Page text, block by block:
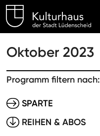
Oktober 2023
Programm filtern nach:
SPARTE
REIHEN & ABOS